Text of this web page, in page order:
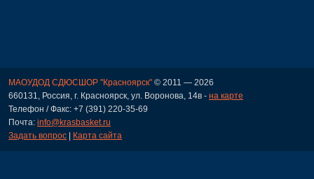
МАОУДОД СДЮСШОР "Красноярск" © 2011 — 2026
660131, Россия, г. Красноярск, ул. Воронова, 14в - на карте
Телефон / Факс: +7 (391) 220-35-69
Почта: info@krasbasket.ru
Задать вопрос | Карта сайта